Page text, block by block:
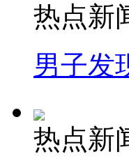
热点新
男子发
热点新